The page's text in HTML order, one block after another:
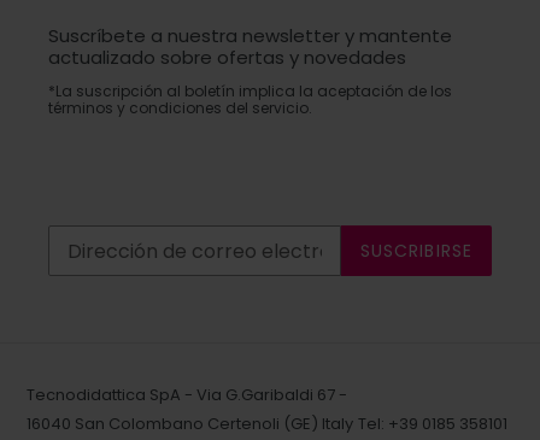
Suscríbete a nuestra newsletter y mantente
actualizado sobre ofertas y novedades
*La suscripción al boletín implica la aceptación de los
términos y condiciones del servicio.
SUSCRIBIRSE
Tecnodidattica SpA - Via G.Garibaldi 67 -
16040 San Colombano Certenoli (GE) Italy Tel: +39 0185 358101